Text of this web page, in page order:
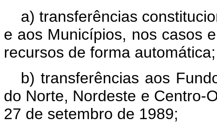
a) transferências
e aos Municípios, nos casos
recursos de forma automática;
b) transferências aos
do Norte, Nordeste e Centro-
27 de setembro de 1989;